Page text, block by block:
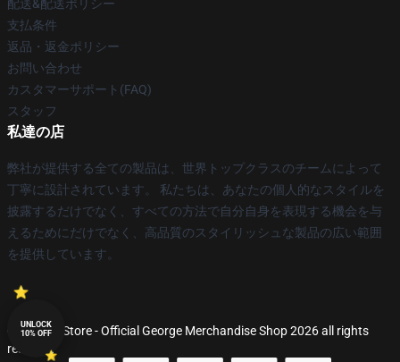
配送&配送ポリシー
支払条件
返品・返金ポリシー
お問い合わせ
カスタマーサポート(FAQ)
スタッフ
私達の店
弊社が提供する全ての製品は、世界トップクラスのチームによって
丁寧に設計されています。 私たちは、あなたの個人的なスタイルを
披露するだけでなく、すべての方法で自分自身を表現する機会を与
えるためにだけでなく、高品質のスタイリッシュな製品の広い範囲
を提供しています。
© George Store - Official George Merchandise Shop 2026 all rights
reserved
UNLOCK
10% OFF